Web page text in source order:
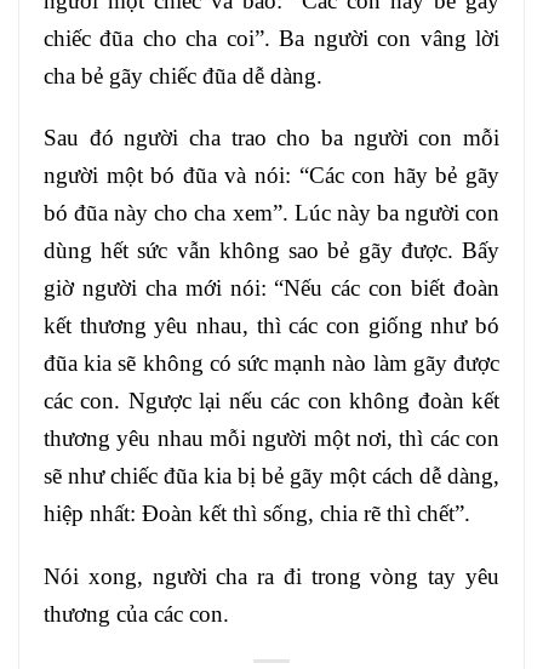
chiếc đũa cho cha coi”. Ba người con vâng lời
cha bẻ gãy chiếc đũa dễ dàng.
Sau đó người cha trao cho ba người con mỗi
người một bó đũa và nói: “Các con hãy bẻ gãy
bó đũa này cho cha xem”. Lúc này ba người con
dùng hết sức vẫn không sao bẻ gãy được. Bấy
giờ người cha mới nói: “Nếu các con biết đoàn
kết thương yêu nhau, thì các con giống như bó
đũa kia sẽ không có sức mạnh nào làm gãy được
các con. Ngược lại nếu các con không đoàn kết
thương yêu nhau mỗi người một nơi, thì các con
sẽ như chiếc đũa kia bị bẻ gãy một cách dễ dàng,
hiệp nhất: Đoàn kết thì sống, chia rẽ thì chết”.
Nói xong, người cha ra đi trong vòng tay yêu
thương của các con.